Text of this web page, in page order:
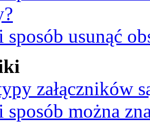
usunąć
załączników
można